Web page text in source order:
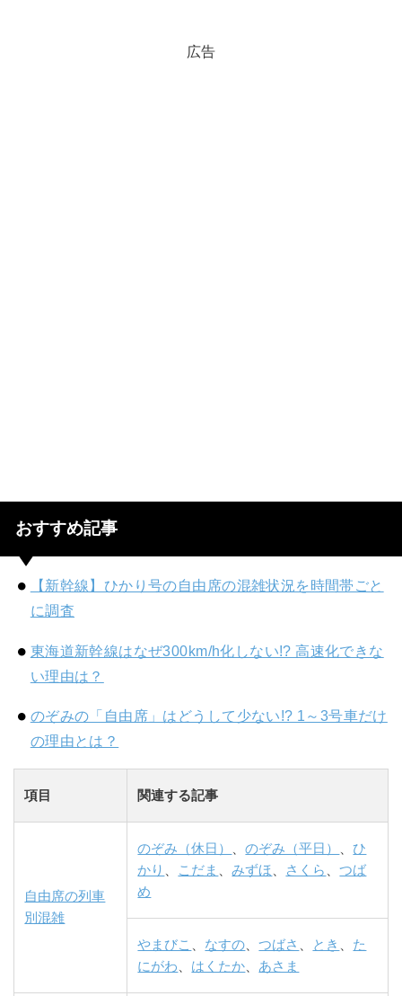
広告
おすすめ記事
【新幹線】ひかり号の自由席の混雑状況を時間帯ごと
に調査
東海道新幹線はなぜ300km/h化しない!? 高速化できな
い理由は？
のぞみの「自由席」はどうして少ない!? 1～3号車だけ
の理由とは？
項目 関連する記事
自由席の列車
別混雑
のぞみ（休日） 、のぞみ（平日） 、ひ
かり
こだま 、みずほ さくら 、つば
め
やまびこ なすの 、つばさ とき
た
にがわ
はくたか あさま